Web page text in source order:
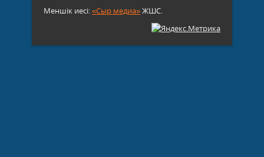
Меншік иесі:«Сыр медиа»ЖШС.